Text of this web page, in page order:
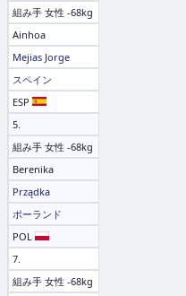
組み手 女性 -68kg
Ainhoa
Mejias Jorge
スペイン
ESP
5.
組み手 女性 -68kg
Berenika
Prządka
ポーランド
POL
7.
組み手 女性 -68kg